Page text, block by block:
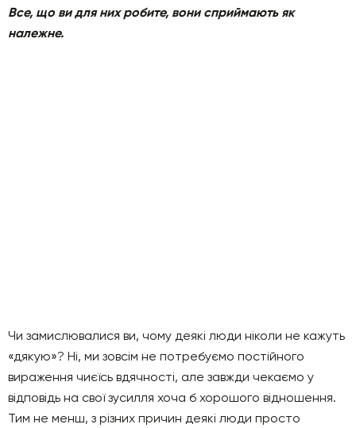
Все, що ви для них робите, вони сприймають як
належне.
Чи замислювалися ви, чому деякі люди ніколи не кажуть
«дякую»? Ні, ми зовсім не потребуємо постійного
вираження чиєїсь вдячності, але завжди чекаємо у
відповідь на свої зусилля хоча б хорошого відношення.
Тим не менш, з різних причин деякі люди просто